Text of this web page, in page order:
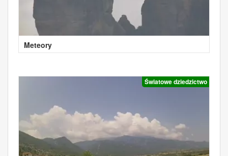
Meteory
Światowe dziedzictwo